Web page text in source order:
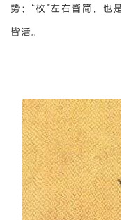
势；“枚”左右皆简，也
皆活。